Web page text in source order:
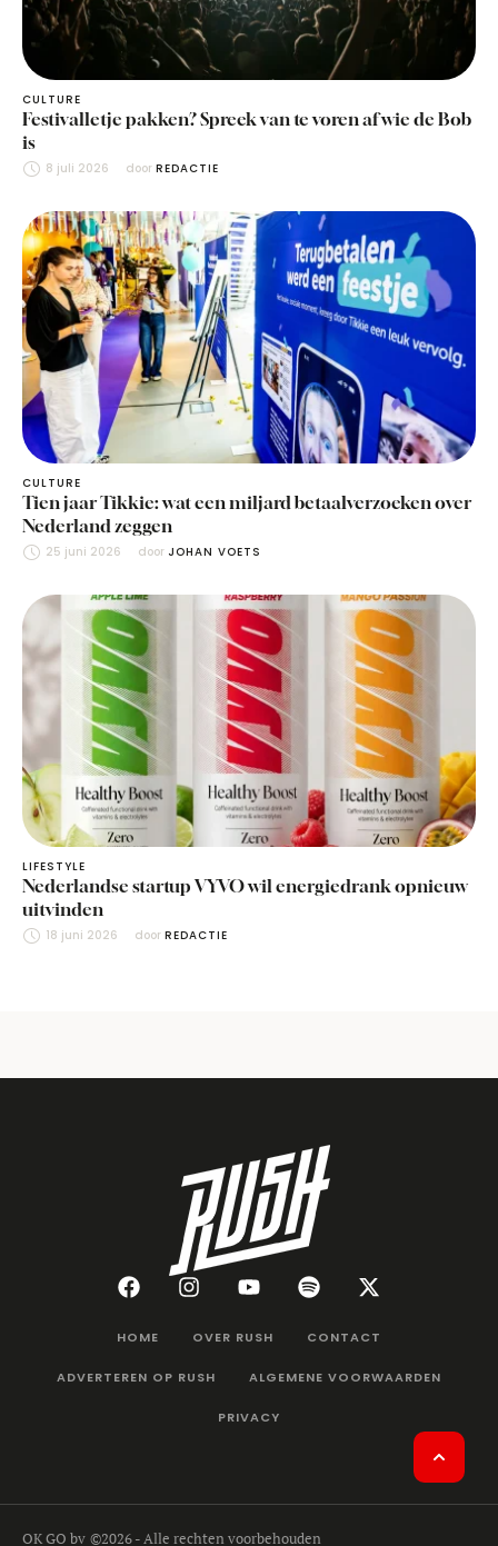
CULTURE
Festivalletje pakken? Spreek van te voren af wie de Bob
is
8 juli 2026 door REDACTIE
CULTURE
Tien jaar Tikkie: wat een miljard betaalverzoeken over
Nederland zeggen
25 juni 2026 door JOHAN VOETS
LIFESTYLE
Nederlandse startup VYVO wil energiedrank opnieuw
uitvinden
18 juni 2026 door REDACTIE
HOME OVER RUSH CONTACT
ADVERTEREN OP RUSH ALGEMENE VOORWAARDEN
PRIVACY
OK GO bv ©2026 - Alle rechten voorbehouden